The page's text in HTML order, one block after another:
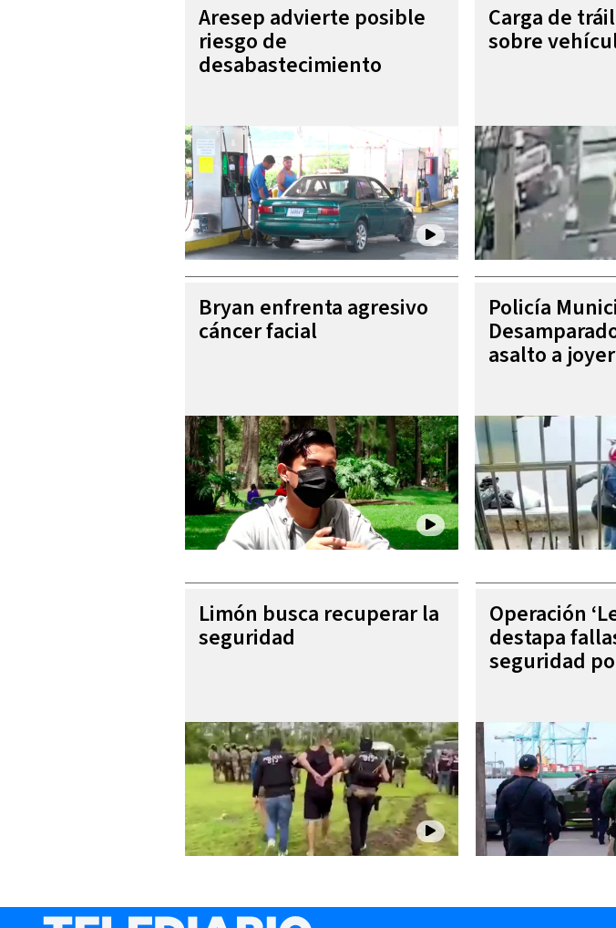
Aresep advierte posible
riesgo de
desabastecimiento
Carga de
sobre
Bryan enfrenta agresivo
cáncer facial
Policía
asalto a
Limón busca recuperar la
seguridad
Operación
destapa
seguridad